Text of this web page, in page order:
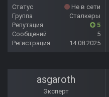
Статус
Не в сети
Группа
Сталкеры
Репутация
5
Сообщений
5
Регистрация
14.08.2025
asgaroth
Эксперт